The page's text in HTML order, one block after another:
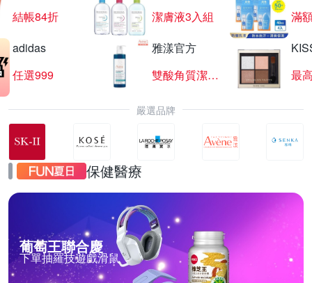
結帳84折
潔膚液3入組
滿
adidas
任選999
雅漾官方
雙酸角質潔膚露
最
嚴選品牌
保健醫療
葡萄王聯合慶
下單抽羅技遊戲滑鼠